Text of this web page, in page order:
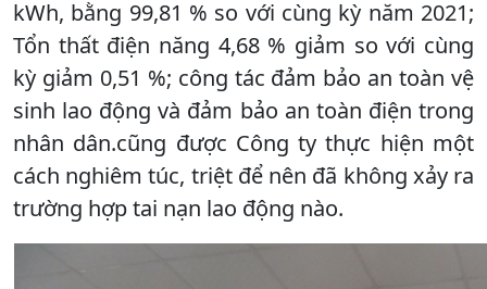
kWh, bằng 99,81 % so với cùng kỳ năm 2021;
Tổn thất điện năng 4,68 % giảm so với cùng
kỳ giảm 0,51 %; công tác đảm bảo an toàn vệ
sinh lao động và đảm bảo an toàn điện trong
nhân dân.cũng được Công ty thực hiện một
cách nghiêm túc, triệt để nên đã không xảy ra
trường hợp tai nạn lao động nào.